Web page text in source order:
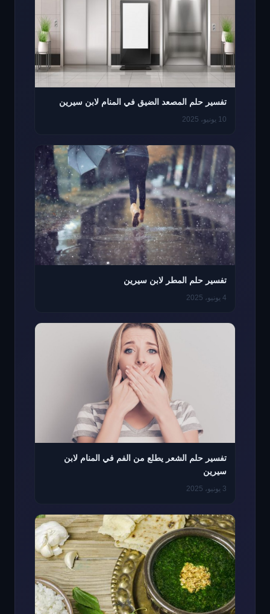
تفسير حلم المصعد الضيق في المنام لابن سيرين
10 يونيو، 2025
تفسير حلم المطر لابن سيرين
4 يونيو، 2025
تفسير حلم الشعر يطلع من الفم في المنام لابن
سيرين
3 يونيو، 2025